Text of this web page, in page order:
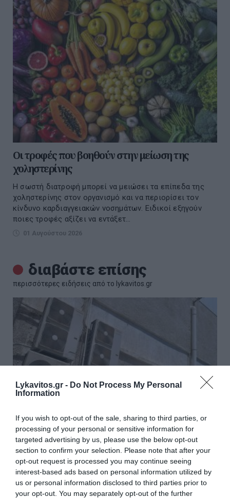
Lykavitos.gr - Do Not Process My Personal
Information
If you wish to opt-out of the sale, sharing to third parties, or
processing of your personal or sensitive information for
targeted advertising by us, please use the below opt-out
section to confirm your selection. Please note that after your
opt-out request is processed you may continue seeing
interest-based ads based on personal information utilized by
us or personal information disclosed to third parties prior to
your opt-out. You may separately opt-out of the further
Οι τροφές που βοηθούν στην μείωση της
χοληστερίνης
Η σωστή διατροφή μπορεί να μειώσει τα επίπεδα της
χοληστερίνης στον οργανισμό και να περιορίσει τον
κίνδυνο καρδιαγγειακών νοσημάτων. Ειδικοί εξηγούν
ποιες τροφές αξίζει να εντάξετ...
01 Αυγούστου 2026
διαβάστε επίσης
περισσότερες ειδήσεις από το lykavitos.gr
Κλιματιστικά: Βοηθά ένα
σκίαστρο πάνω από την
εξωτερική μονάδα να δροσίσει το